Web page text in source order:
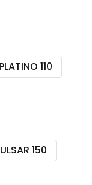
110
150